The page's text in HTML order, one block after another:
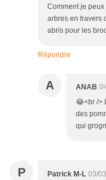
Comment je
arbres en travers
abris pour les
Répondre
A ANAB
😂<br />
des
qui
P Patrick M-L 03/